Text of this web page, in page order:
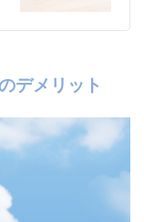
デメリット